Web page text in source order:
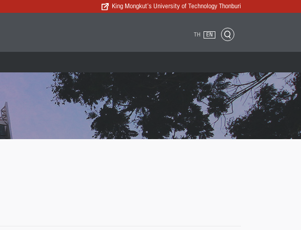
King Mongkut’s University of Technology Thonburi
TH EN